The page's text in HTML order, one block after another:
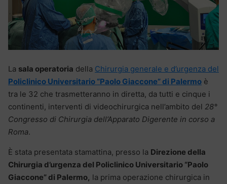
La sala operatoria della Chirurgia generale e d’urgenza del
Policlinico Universitario “Paolo Giaccone” di Palermo è
tra le 32 che trasmetteranno in diretta, da tutti e cinque i
continenti, interventi di videochirurgica nell’ambito del 28°
Congresso di Chirurgia dell’Apparato Digerente in corso a
Roma.
È stata presentata stamattina, presso la Direzione della
Chirurgia d’urgenza del Policlinico Universitario “Paolo
Giaccone” di Palermo, la prima operazione chirurgica in